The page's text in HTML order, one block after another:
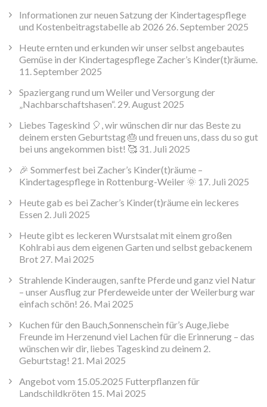
Informationen zur neuen Satzung der Kindertagespflege
und Kostenbeitragstabelle ab 2026 26. September 2025
Heute ernten und erkunden wir unser selbst angebautes
Gemüse in der Kindertagespflege Zacher’s Kinder(t)räume.
11. September 2025
Spaziergang rund um Weiler und Versorgung der
„Nachbarschaftshasen“. 29. August 2025
Liebes Tageskind 🎈, wir wünschen dir nur das Beste zu
deinem ersten Geburtstag 🎂 und freuen uns, dass du so gut
bei uns angekommen bist! 🥰 31. Juli 2025
🎉 Sommerfest bei Zacher’s Kinder(t)räume –
Kindertagespflege in Rottenburg-Weiler 🌞 17. Juli 2025
Heute gab es bei Zacher’s Kinder(t)räume ein leckeres
Essen 2. Juli 2025
Heute gibt es leckeren Wurstsalat mit einem großen
Kohlrabi aus dem eigenen Garten und selbst gebackenem
Brot 27. Mai 2025
Strahlende Kinderaugen, sanfte Pferde und ganz viel Natur
– unser Ausflug zur Pferdeweide unter der Weilerburg war
einfach schön! 26. Mai 2025
Kuchen für den Bauch,Sonnenschein für’s Auge,liebe
Freunde im Herzenund viel Lachen für die Erinnerung – das
wünschen wir dir, liebes Tageskind zu deinem 2.
Geburtstag! 21. Mai 2025
Angebot vom 15.05.2025 Futterpflanzen für
Landschildkröten 15. Mai 2025